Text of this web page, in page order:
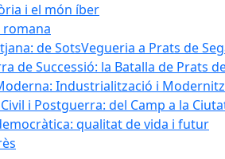
i el món íber
romana
de SotsVegueria a Prats de
de Successió: la Batalla de Prats
Industrialització i
i Postguerra: del Camp a la
qualitat de vida i futur